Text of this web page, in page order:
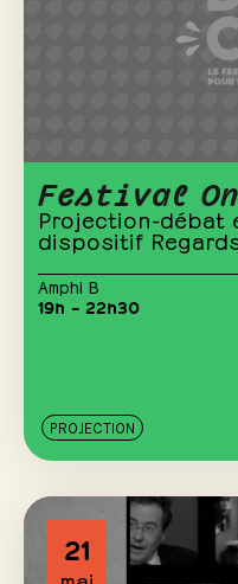
Festival
Projection-débat
dispositif
Amphi B
19h – 22h30
PROJECTION
21